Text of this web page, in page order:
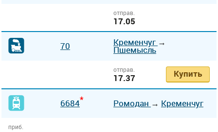
отправ.
17.05
70 Кременчуг →
Пшемысль
отправ.
17.37 Купить
6684* Ромодан → Кременчуг
приб.